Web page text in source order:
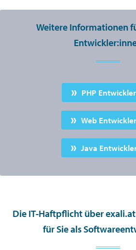
Weitere Informationen
PHP
Web
Java
Die IT-Haftpflicht über
für Sie als